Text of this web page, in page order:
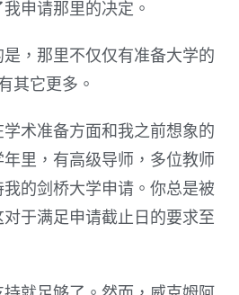
申请那里的决定。
，那里不仅仅有准备大学的
其它更多。
术准备方面和我之前想象的
里，有高级导师，多位教师
的剑桥大学申请。你总是被
于满足申请截止日的要求至